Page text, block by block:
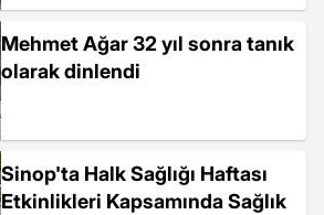
Mehmet Ağar 32 yıl sonra tanık
olarak dinlendi
Sinop'ta Halk Sağlığı Haftası
Etkinlikleri Kapsamında Sağlık